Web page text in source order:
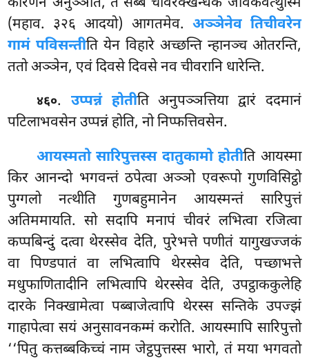
(महाव. ३२६ आदयो) आगतमेव. अञ्ञेनेव तिचीवरेन
गामं पविसन्तीति येन विहारे अच्छन्ति न्हानञ्च ओतरन्ति,
ततो अञ्ञेन, एवं दिवसे दिवसे नव चीवरानि धारेन्ति.
४६०. उप्पन्नं होतीति अनुपञ्ञत्तिया द्वारं ददमानं
पटिलाभवसेन उप्पन्नं होति, नो निप्फत्तिवसेन.
आयस्मतो सारिपुत्तस्स दातुकामो होतीति आयस्मा
किर आनन्दो भगवन्तं ठपेत्वा अञ्ञो एवरूपो गुणविसिट्ठो
पुग्गलो नत्थीति गुणबहुमानेन आयस्मन्तं सारिपुत्तं
अतिममायति. सो सदापि मनापं चीवरं लभित्वा रजित्वा
कप्पबिन्दुं दत्वा थेरस्सेव देति, पुरेभत्ते पणीतं यागुखज्जकं
वा पिण्डपातं वा लभित्वापि थेरस्सेव देति, पच्छाभत्ते
मधुफाणितादीनि लभित्वापि थेरस्सेव देति, उपट्ठाककुलेहि
दारके निक्खामेत्वा पब्बाजेत्वापि थेरस्स सन्तिके उपज्झं
गाहापेत्वा सयं अनुसावनकम्मं करोति. आयस्मापि सारिपुत्तो
‘‘पितु कत्तब्बकिच्चं नाम जेट्ठपुत्तस्स भारो, तं मया भगवतो